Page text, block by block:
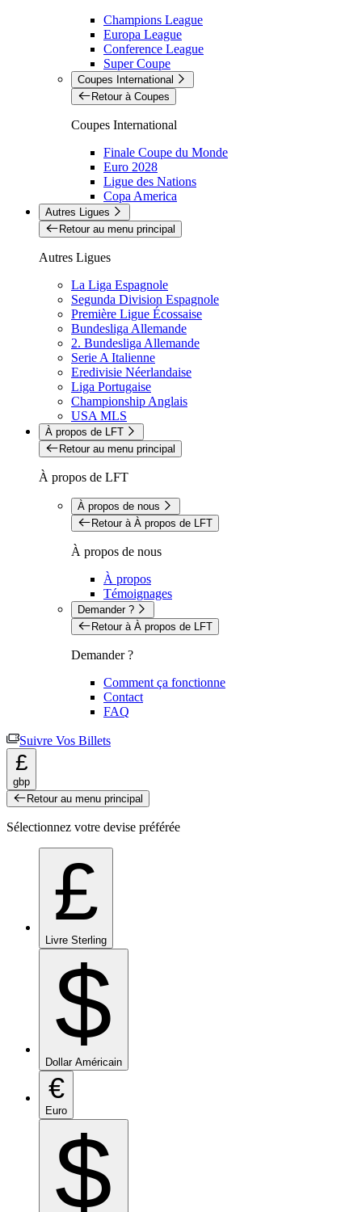
Champions League
Europa League
Conference League
Super Coupe
Coupes International
Retour à Coupes
Coupes International
Finale Coupe du Monde
Euro 2028
Ligue des Nations
Copa America
Autres Ligues
Retour au menu principal
Autres Ligues
La Liga Espagnole
Segunda Division Espagnole
Première Ligue Écossaise
Bundesliga Allemande
2. Bundesliga Allemande
Serie A Italienne
Eredivisie Néerlandaise
Liga Portugaise
Championship Anglais
USA MLS
À propos de LFT
Retour au menu principal
À propos de LFT
À propos de nous
Retour à À propos de LFT
À propos de nous
À propos
Témoignages
Demander ?
Retour à À propos de LFT
Demander ?
Comment ça fonctionne
Contact
FAQ
Suivre Vos Billets
£
gbp
Retour au menu principal
Sélectionnez votre devise préférée
£
Livre Sterling
$
Dollar Américain
€
Euro
$